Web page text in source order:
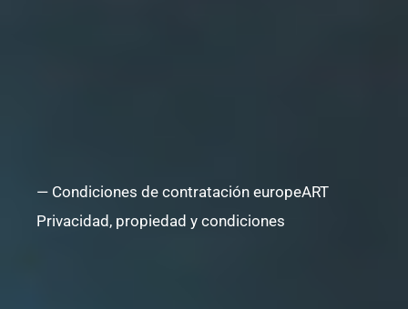
— Condiciones de contratación europeART
Privacidad, propiedad y condiciones